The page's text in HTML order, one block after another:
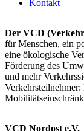
Kontakt
Der VCD
für Menschen, ein
eine ökologische
Förderung des
und mehr
VCD Nordost e.V.